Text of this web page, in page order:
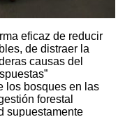
eficaz de reducir
de distraer la
causas del
los bosques en las
forestal
supuestamente